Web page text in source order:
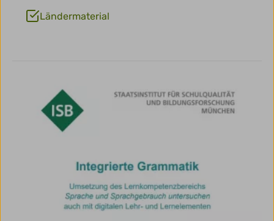
Ländermaterial